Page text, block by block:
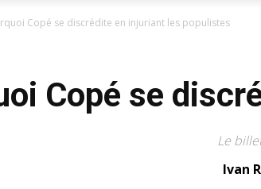
Copé se discrédite en injuriant les populistes
Copé se
Le
Ivan